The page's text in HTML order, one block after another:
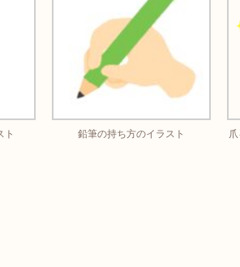
ト 鉛筆の持ち方のイラスト